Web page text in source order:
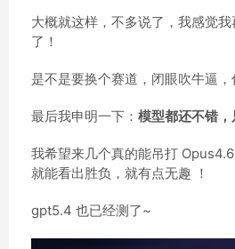
大概就这样，不多说了，我感觉
了！
是不是要换个赛道，闭眼吹牛逼，
最后我申明一下： 模型都还不错，
我希望来几个真的能吊打
就能看出胜负，就有点无趣 ！
gpt5.4 也已经测了~